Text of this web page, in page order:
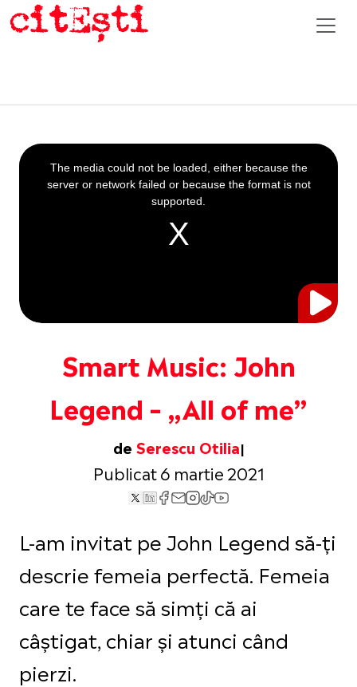
Smart Music: John
Legend – „All of me”
de Serescu Otilia
Publicat 6 martie 2021
This
is
a
The media could not be loaded, either because the
server or network failed or because the format is not
supported.
L-am invitat pe John Legend să-ți
descrie femeia perfectă. Femeia
care te face să simți că ai
câștigat, chiar și atunci când
pierzi.